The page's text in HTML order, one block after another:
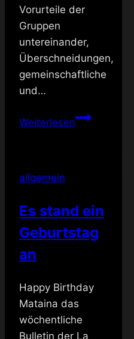
Vorurteile der
Gruppen
untereinander,
Überschneidungen,
gemeinschaftliche
und…
WeiterlesenTS
allgemein
Es stand ein
Geburtstag
an
Happy Birthday
Mataina das
wöchentliche
Bulletin der La